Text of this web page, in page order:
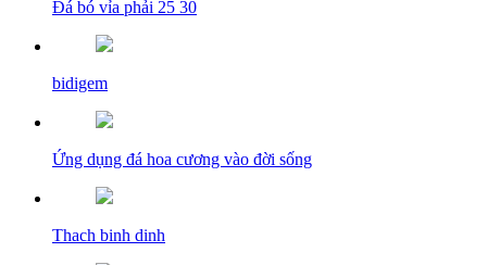
Đá bó vỉa phải 25 30
bidigem
Ứng dụng đá hoa cương vào đời sống
Thach binh dinh